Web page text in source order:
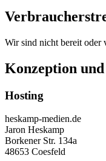
Wir sind nicht bereit oder
Konzeption und
Hosting
heskamp-medien.de
Jaron Heskamp
Borkener Str. 134a
48653 Coesfeld